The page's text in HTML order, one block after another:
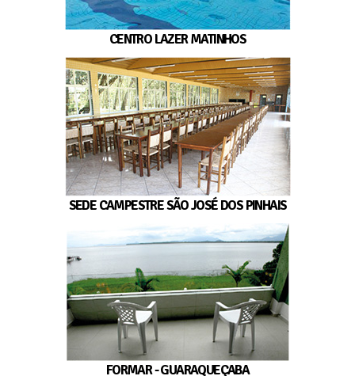
CENTRO LAZER MATINHOS
SEDE CAMPESTRE SÃO JOSÉ DOS PINHAIS
FORMAR - GUARAQUEÇABA